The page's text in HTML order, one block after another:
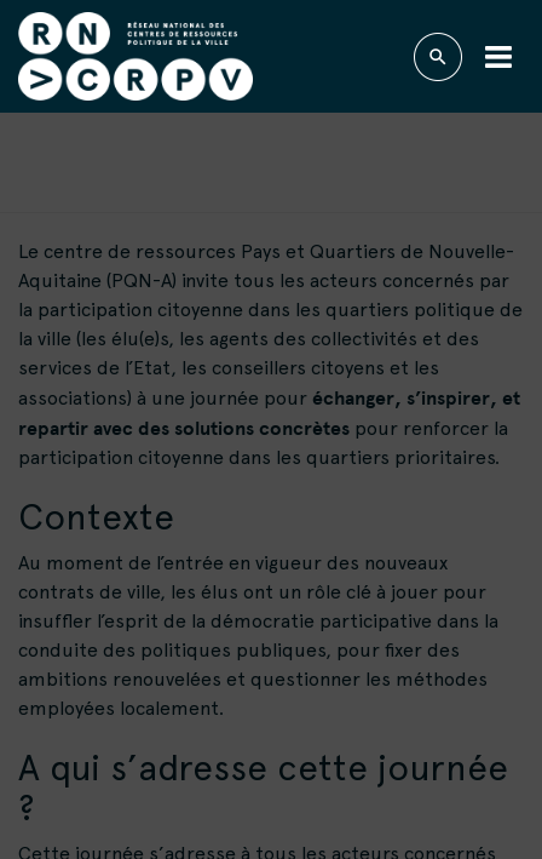
Le centre de ressources Pays et Quartiers de Nouvelle-
Aquitaine (PQN-A) invite tous les acteurs concernés par
la participation citoyenne dans les quartiers politique de
la ville (les élu(e)s, les agents des collectivités et des
services de l’Etat, les conseillers citoyens et les
associations) à une journée pour échanger, s’inspirer, et
repartir avec des solutions concrètes pour renforcer la
participation citoyenne dans les quartiers prioritaires.
Contexte
Au moment de l’entrée en vigueur des nouveaux
contrats de ville, les élus ont un rôle clé à jouer pour
insuffler l’esprit de la démocratie participative dans la
conduite des politiques publiques, pour fixer des
ambitions renouvelées et questionner les méthodes
employées localement.
A qui s’adresse cette journée
?
Cette journée s’adresse à tous les acteurs concernés